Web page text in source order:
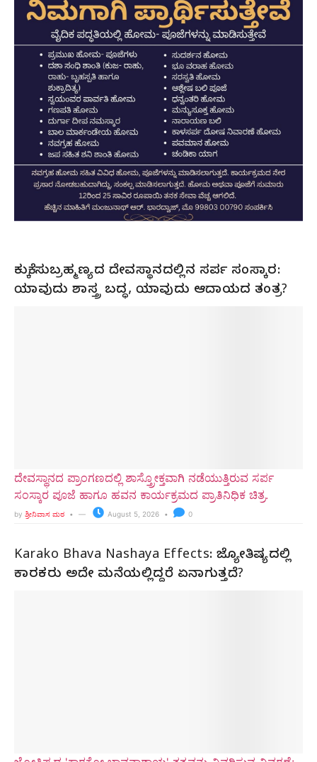
ಕುಕ್ಕೆ ಸುಬ್ರಹ್ಮಣ್ಯದ ದೇವಸ್ಥಾನದಲ್ಲಿನ ಸರ್ಪ ಸಂಸ್ಕಾರ:
ಯಾವುದು ಶಾಸ್ತ್ರ ಬದ್ಧ, ಯಾವುದು ಆದಾಯದ ತಂತ್ರ?
ದೇವಸ್ಥಾನದ ಪ್ರಾಂಗಣದಲ್ಲಿ ಶಾಸ್ತ್ರೋಕ್ತವಾಗಿ ನಡೆಯುತ್ತಿರುವ ಸರ್ಪ
ಸಂಸ್ಕಾರ ಪೂಜೆ ಹಾಗೂ ಹವನ ಕಾರ್ಯಕ್ರಮದ ಪ್ರಾತಿನಿಧಿಕ ಚಿತ್ರ.
by ಶ್ರೀನಿವಾಸ ಮಠ August 5, 2026 0
Karako Bhava Nashaya Effects: ಜ್ಯೋತಿಷ್ಯದಲ್ಲಿ
ಕಾರಕರು ಅದೇ ಮನೆಯಲ್ಲಿದ್ದರೆ ಏನಾಗುತ್ತದೆ?